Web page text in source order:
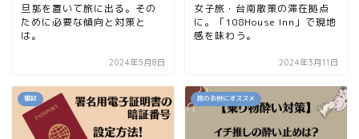
旦那を置いて旅に出る。その
ために必要な傾向と対策と
は。
2024年5月8日
女子旅・台南散策の滞在拠点
に。「108House Inn」で現地
感を味わう。
2024年3月11日
雑記 旅のお供にオススメ